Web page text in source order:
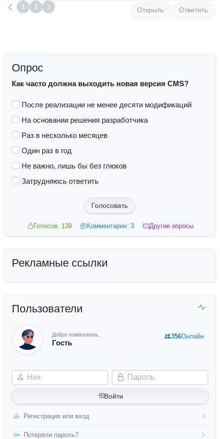
1 2 Открыть Ответить
Опрос
Как часто должна выходить новая версия CMS?
После реализации не менее десяти модификаций
На основании решения разработчика
Раз в несколько месяцев
Один раз в год
Не важно, лишь бы без глюков
Затрудняюсь ответить
Голосовать
Голосов: 139 Комментарии: 3 Другие опросы
Рекламные ссылки
Пользователи
Добро пожаловать,
Гость
Ник Пароль
Войти
Регистрация или вход
Потеряли пароль?
356Онлайн